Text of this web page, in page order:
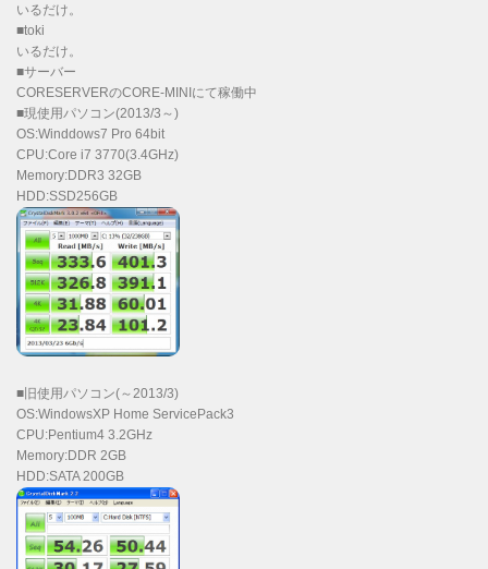
いるだけ。
■toki
いるだけ。
■サーバー
CORESERVERのCORE-MINIにて稼働中
■現使用パソコン(2013/3～)
OS:Winddows7 Pro 64bit
CPU:Core i7 3770(3.4GHz)
Memory:DDR3 32GB
HDD:SSD256GB
■旧使用パソコン(～2013/3)
OS:WindowsXP Home ServicePack3
CPU:Pentium4 3.2GHz
Memory:DDR 2GB
HDD:SATA 200GB